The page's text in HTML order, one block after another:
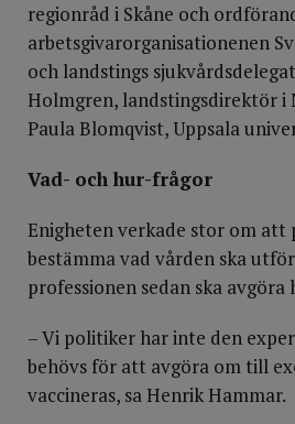
regionråd i Skåne och
arbetsgivarorganisationenen
och landstings
Holmgren, landstingsdirektör
Paula Blomqvist, Uppsala
Vad- och hur-frågor
Enigheten verkade stor om att
bestämma vad vården ska
professionen sedan ska
– Vi politiker har inte den
behövs för att avgöra om till
vaccineras, sa Henrik Hammar.